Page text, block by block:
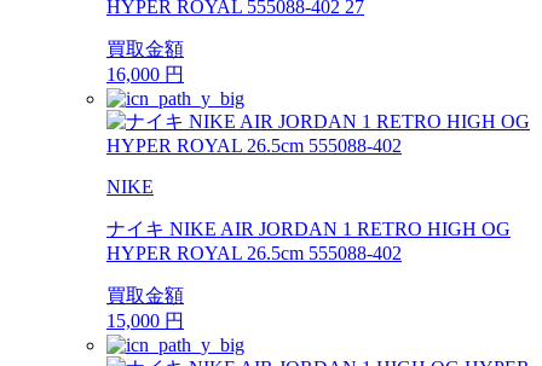
HYPER ROYAL 555088-402 27
買取金額
16,000 円
NIKE
ナイキ NIKE AIR JORDAN 1 RETRO HIGH OG
HYPER ROYAL 26.5cm 555088-402
買取金額
15,000 円